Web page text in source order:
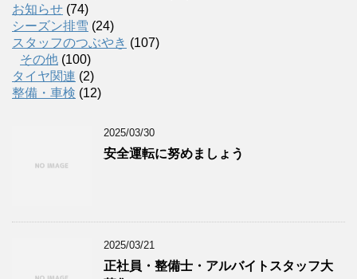
お知らせ (74)
シーズン排雪 (24)
スタッフのつぶやき (107)
その他 (100)
タイヤ関連 (2)
整備・車検 (12)
2025/03/30
安全運転に努めましょう
2025/03/21
正社員・整備士・アルバイトスタッフ大